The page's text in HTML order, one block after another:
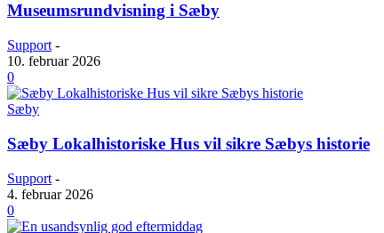
Museumsrund­visning i Sæby
Support -
10. februar 2026
0
Sæby
Sæby Lokalhistoriske Hus vil sikre Sæbys historie
Support -
4. februar 2026
0